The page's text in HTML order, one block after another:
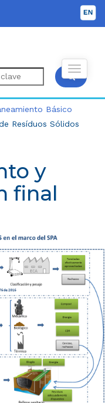
Básico
Resíduos Sólidos
y
final